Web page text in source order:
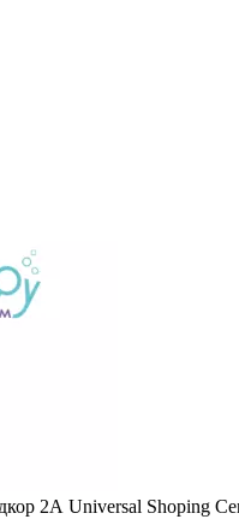
2А Universal Shoping